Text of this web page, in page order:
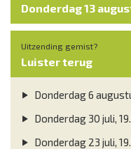
Donderdag 13
Uitzending gemist?
Luister terug
Donderdag 6
Donderdag 30 juli,
Donderdag 23 juli,